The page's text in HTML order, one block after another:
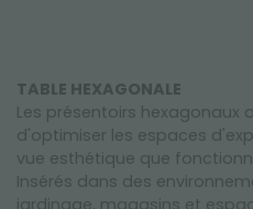
TABLE HEXAGONALE
Les présentoirs hexagonaux
d'optimiser les espaces
vue esthétique que
Insérés dans des
jardinage, magasins et